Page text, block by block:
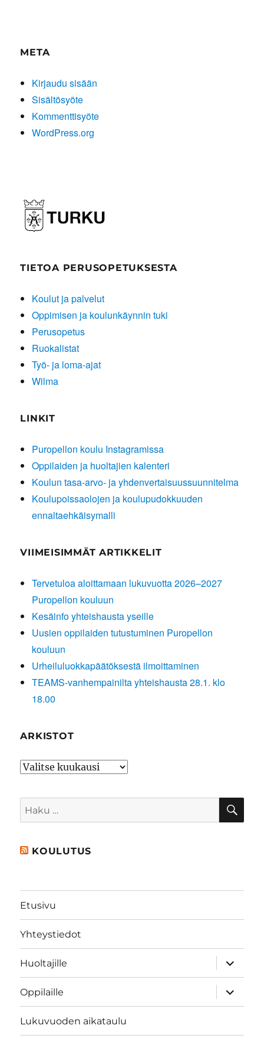
META
Kirjaudu sisään
Sisältösyöte
Kommenttisyöte
WordPress.org
TIETOA PERUSOPETUKSESTA
Koulut ja palvelut
Oppimisen ja koulunkäynnin tuki
Perusopetus
Ruokalistat
Työ- ja loma-ajat
Wilma
LINKIT
Puropellon koulu Instagramissa
Oppilaiden ja huoltajien kalenteri
Koulun tasa-arvo- ja yhdenvertaisuussuunnitelma
Koulupoissaolojen ja koulupudokkuuden
ennaltaehkäisymalli
VIIMEISIMMÄT ARTIKKELIT
Tervetuloa aloittamaan lukuvuotta 2026–2027
Puropellon kouluun
Kesäinfo yhteishausta yseille
Uusien oppilaiden tutustuminen Puropellon
kouluun
Urheiluluokkapäätöksestä ilmoittaminen
TEAMS-vanhempainilta yhteishausta 28.1. klo
18.00
ARKISTOT
Arkistot
Etsi:
KOULUTUS
Etusivu
Yhteystiedot
Huoltajille
näytä
Oppilaille
näytä
Lukuvuoden aikataulu